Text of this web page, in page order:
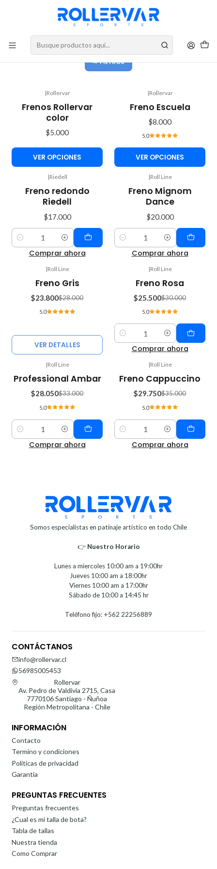
DESPACHOS A TODO CHILE
Frenos
FILTROS
|Rollervar
Frenos Rollervar
color
$5.000
VER OPCIONES
|Rollervar
Freno Escuela
$8.000
5.0
VER OPCIONES
|Riedell
Freno redondo
Riedell
$17.000
Cantidad
Comprar ahora
|Roll Line
Freno Mignom
Dance
$20.000
Cantidad
Comprar ahora
Agotado
|Roll Line
Freno Gris
$23.800$28.000
5.0
VER DETALLES
|Roll Line
Freno Rosa
$25.500$30.000
5.0
Cantidad
Comprar ahora
OFF
|Roll Line
Professional Ambar
$28.050$33.000
5.0
Cantidad
Comprar ahora
OFF
|Roll Line
Freno Cappuccino
$29.750$35.000
5.0
Cantidad
Comprar ahora
Somos especialistas en patinaje artístico en todo Chile
👉 Nuestro Horario⁣⁣
Lunes a miercoles 10:00 am a 19:00hr
Jueves 10:00 am a 18:00hr
Viernes 10:00 am a 17:00hr
Sábado de 10:00 a 14:45 hr
Teléfono fijo: +562 22256889
CONTÁCTANOS
info@rollervar.cl
56985005453
Rollervar
Av. Pedro de Valdivia 2715, Casa
7770106 Santiago - Ñuñoa
Región Metropolitana - Chile
INFORMACIÓN
Contacto
Termino y condiciones
Politicas de privacidad
Garantía
PREGUNTAS FRECUENTES
Preguntas frecuentes
¿Cual es mi talla de bota?
Tabla de tallas
Nuestra tienda
Como Comprar